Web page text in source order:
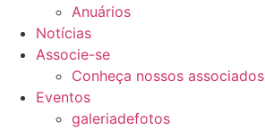
Anuários
Notícias
Associe-se
Conheça nossos associados
Eventos
galeriadefotos